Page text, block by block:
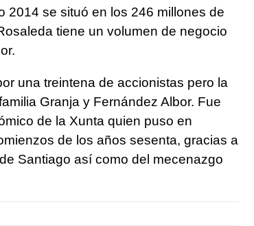
2014 se situó en los 246 millones de
tiene un volumen de negocio
una treintena de accionistas pero la
Granja y Fernández Albor. Fue
de la Xunta quien puso en
de los años sesenta, gracias a
Santiago así como del mecenazgo